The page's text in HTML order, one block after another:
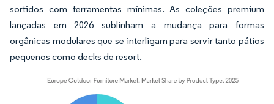
sortidos com ferramentas mínimas. As coleções premium
lançadas em 2026 sublinham a mudança para formas
orgânicas modulares que se interligam para servir tanto pátios
pequenos como decks de resort.